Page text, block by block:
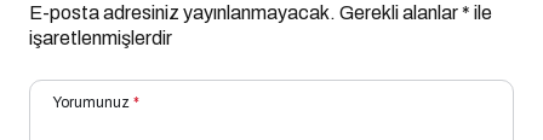
E-posta adresiniz yayınlanmayacak. Gerekli alanlar* ile
işaretlenmişlerdir
Yorumunuz *